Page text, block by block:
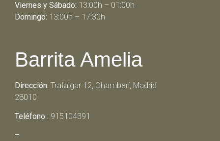
Viernes y Sábado: 13:00h – 01:00h
Domingo: 13:00h – 17:30h
Barrita Amelia
Dirección: Trafalgar 12, Chamberí, Madrid
28010
Teléfono : 915104391
–